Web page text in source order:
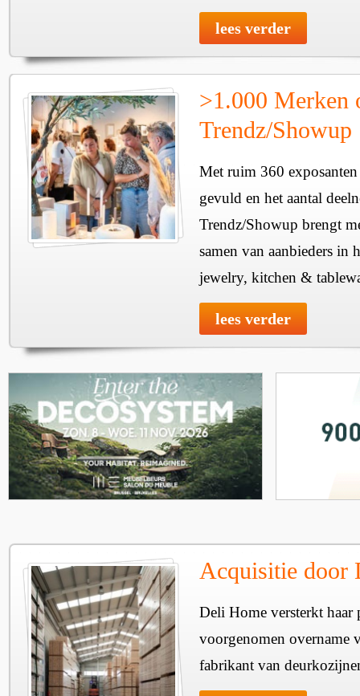
lees verder
>1.000 Merken
Trendz/Showup
Met ruim 360
gevuld en het aantal
Trendz/Showup brengt
samen van aanbieders in
jewelry, kitchen &
lees verder
Acquisitie door
Deli Home versterkt haar
voorgenomen overname
fabrikant van